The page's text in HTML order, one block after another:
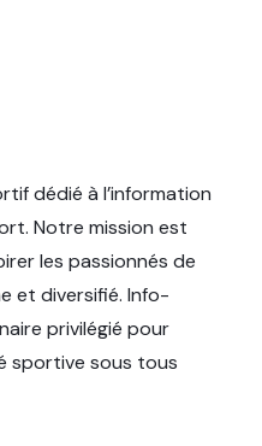
dédié à l’information
Notre mission est
les passionnés de
et diversifié. Info-
privilégié pour
sportive sous tous